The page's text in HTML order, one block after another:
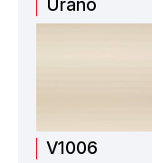
Urano
V1006